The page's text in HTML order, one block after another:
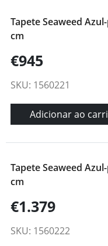
Tapete Seaweed
cm
€945
SKU: 1560221
Adicionar ao
Tapete Seaweed
cm
€1.379
SKU: 1560222